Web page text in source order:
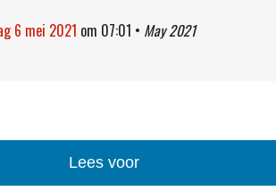
6 mei 2021 om 07:01 • May 2021
Lees voor